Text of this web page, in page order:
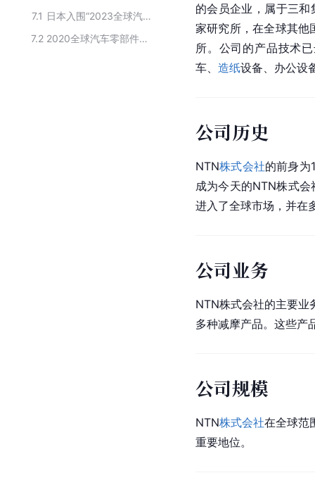
7.1
日本入围“2023全球汽车零部件供应商百强榜”的企业名单
7.2
2020全球汽车零部件企业百强榜
的会员企业，属于三和
家研究所，在全球其
所。公司的产品技术
车、 造纸设备、办公设
公司历史
NTN株式会社的前身为
成为今天的NTN株式
进入了全球市场，并在
公司业务
NTN株式会社的主要业
多种减摩产品。这些产
公司规模
NTN株式会社在全球范
重要地位。